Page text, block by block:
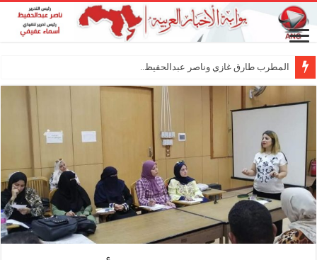
المطرب طارق غازي وناصر عبدالحفيظ.. شراكة فنية